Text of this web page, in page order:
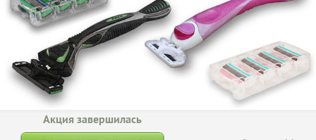
Акция завершилась